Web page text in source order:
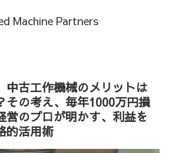
Machine Partners
中古工作機械のメリットは
その考え、毎年1000万円損
営のプロが明かす、利益を
的活用術